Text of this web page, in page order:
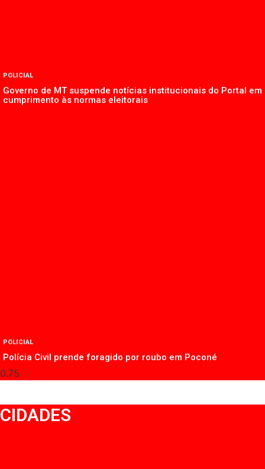
POLICIAL
Governo de MT suspende notícias institucionais do Portal em
cumprimento às normas eleitorais
POLICIAL
Polícia Civil prende foragido por roubo em Poconé
CIDADES